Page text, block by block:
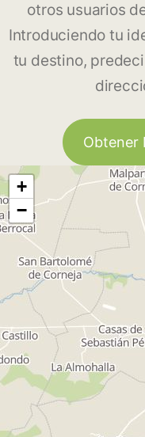
otros usuarios
Introduciendo tu
tu destino,
Obtener
+
−